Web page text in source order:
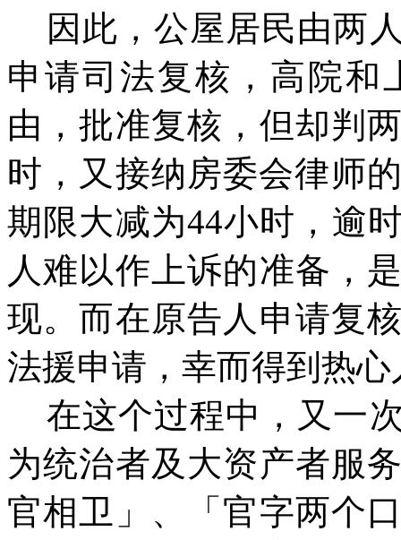
因此，公屋居民由两
申请司法复核，高院和
由，批准复核，但却判
时，又接纳房委会律师
期限大减为44小时，逾
人难以作上诉的准备，
现。而在原告人申请复
法援申请，幸而得到热
在这个过程中，又一
为统治者及大资产者服
官相卫」、「官字两个